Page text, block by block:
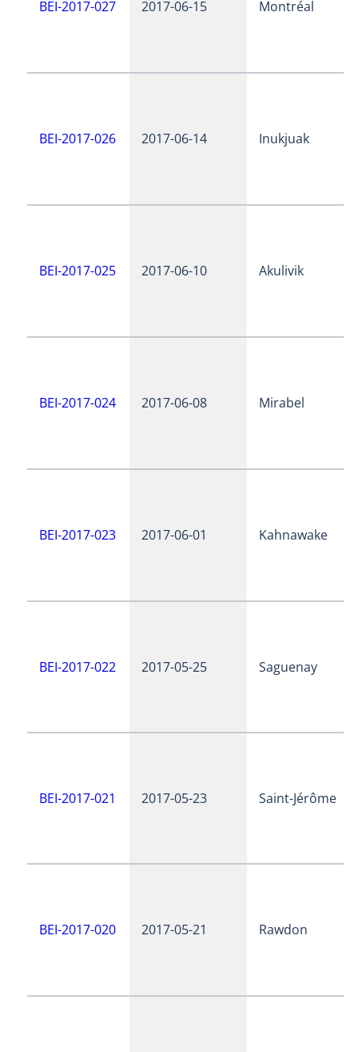
BEI-2017-027 2017-06-15 Montréal
BEI-2017-026 2017-06-14 Inukjuak
BEI-2017-025 2017-06-10 Akulivik
BEI-2017-024 2017-06-08 Mirabel
BEI-2017-023 2017-06-01 Kahnawake
BEI-2017-022 2017-05-25 Saguenay
BEI-2017-021 2017-05-23 Saint-Jérôme
BEI-2017-020 2017-05-21 Rawdon